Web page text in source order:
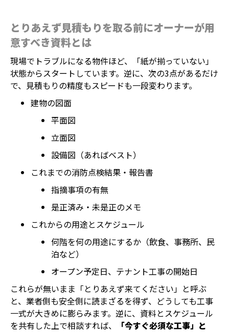
とりあえず見積もりを取る前にオーナーが用
意すべき資料とは
現場でトラブルになる物件ほど、「紙が揃っていない」
状態からスタートしています。逆に、次の3点があるだけ
で、見積もりの精度もスピードも一段変わります。
建物の図面
平面図
立面図
設備図（あればベスト）
これまでの消防点検結果・報告書
指摘事項の有無
是正済み・未是正のメモ
これからの用途とスケジュール
何階を何の用途にするか（飲食、事務所、民
泊など）
オープン予定日、テナント工事の開始日
これらが無いまま「とりあえず来てください」と呼ぶ
と、業者側も安全側に読まざるを得ず、どうしても工事
一式が大きめに膨らみます。逆に、資料とスケジュール
を共有した上で相談すれば、
「今すぐ必須な工事」と